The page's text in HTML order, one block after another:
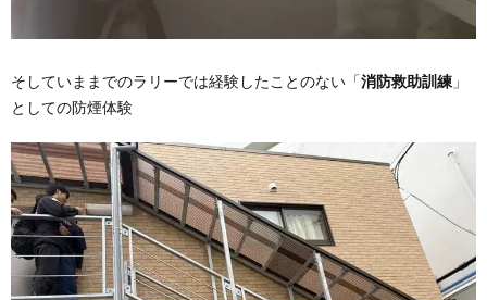
そしていままでのラリーでは経験したことのない「消防救助訓練 」
としての防煙体験